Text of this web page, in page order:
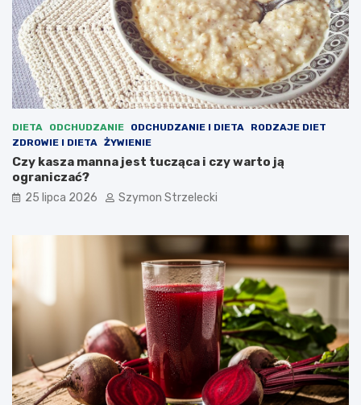
DIETA ODCHUDZANIE ODCHUDZANIE I DIETA
RODZAJE DIET
ZDROWIE I DIETA ŻYWIENIE
Czy kasza manna jest tucząca i czy warto ją
ograniczać?
25 lipca 2026 Szymon Strzelecki